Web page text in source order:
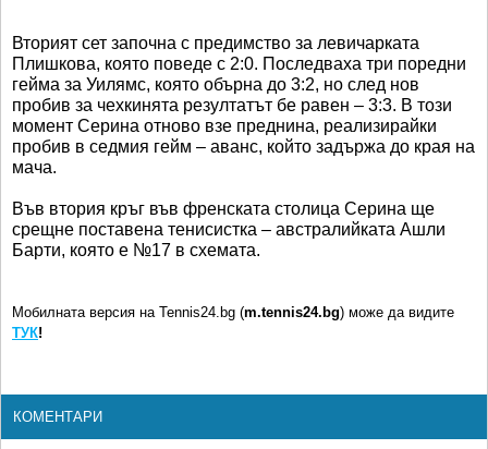
Вторият сет започна с предимство за левичарката
Плишкова, която поведе с 2:0. Последваха три поредни
гейма за Уилямс, която обърна до 3:2, но след нов
пробив за чехкинята резултатът бе равен – 3:3. В този
момент Серина отново взе преднина, реализирайки
пробив в седмия гейм – аванс, който задържа до края на
мача.
Във втория кръг във френската столица Серина ще
срещне поставена тенисистка – австралийката Ашли
Барти, която е №17 в схемата.
Мобилната версия на Tennis24.bg (m.tennis24.bg) може да видите
ТУК!
КОМЕНТАРИ